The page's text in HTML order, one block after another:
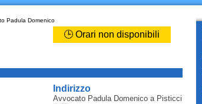
Padula Domenico
🕒 Orari non disponibili
Indirizzo
Avvocato Padula Domenicoa Pisticci